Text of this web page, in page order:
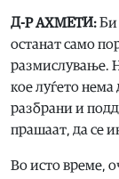
Д-Р АХМЕТИ:Би
останат само
размислување.
кое луѓето нема
разбрани и
прашаат, да се
Во исто време,